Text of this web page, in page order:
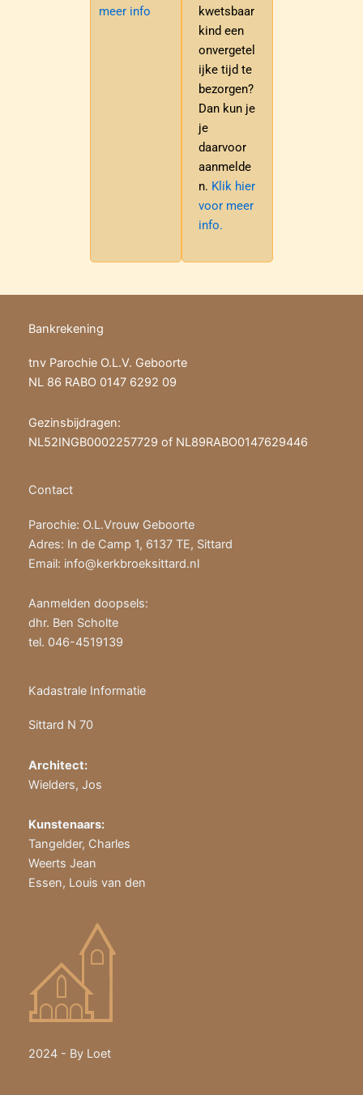
meer info
kwetsbaar
kind een
onvergetel
ijke tijd te
bezorgen?
Dan kun je
je
daarvoor
aanmelde
n. Klik hier
voor meer
info.
Bankrekening
tnv Parochie O.L.V. Geboorte
NL 86 RABO 0147 6292 09
Gezinsbijdragen:
NL52INGB0002257729 of NL89RABO0147629446
Contact
Parochie: O.L.Vrouw Geboorte
Adres: In de Camp 1, 6137 TE, Sittard
Email: info@kerkbroeksittard.nl
Aanmelden doopsels:
dhr. Ben Scholte
tel. 046-4519139
Kadastrale Informatie
Sittard N 70
Architect:
Wielders, Jos
Kunstenaars:
Tangelder, Charles
Weerts Jean
Essen, Louis van den
2024 - By Loet